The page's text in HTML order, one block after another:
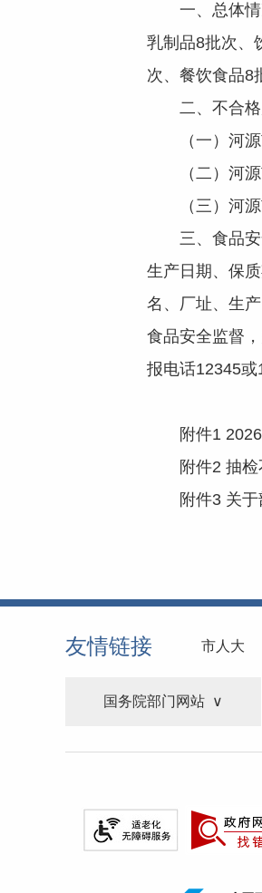
一、总体情况
乳制品8批次、
次、餐饮食品8
二、不合格
（一）河源市
（二）河源市
（三）河源市
三、食品安全
生产日期、保
名、厂址、生
食品安全监督
报电话12345或
附件1
附件2 抽
附件3 关
友情链接 市人大
国务院部门网站